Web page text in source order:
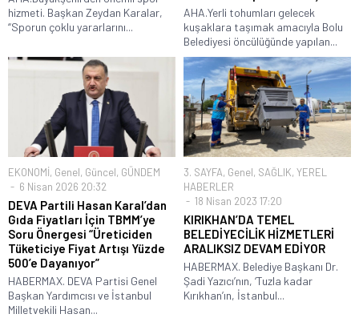
hizmeti. Başkan Zeydan Karalar,
“Sporun çoklu yararlarını...
AHA.Yerli tohumları gelecek
kuşaklara taşımak amacıyla Bolu
Belediyesi öncülüğünde yapılan...
EKONOMİ, Genel, Güncel, GÜNDEM
6 Nisan 2026 20:32
DEVA Partili Hasan Karal’dan
Gıda Fiyatları İçin TBMM’ye
Soru Önergesi “Üreticiden
Tüketiciye Fiyat Artışı Yüzde
500’e Dayanıyor”
HABERMAX. DEVA Partisi Genel
Başkan Yardımcısı ve İstanbul
Milletvekili Hasan...
3. SAYFA, Genel, SAĞLIK, YEREL
HABERLER
18 Nisan 2023 17:20
KIRIKHAN’DA TEMEL
BELEDİYECİLİK HİZMETLERİ
ARALIKSIZ DEVAM EDİYOR
HABERMAX. Belediye Başkanı Dr.
Şadi Yazıcı’nın, ‘Tuzla kadar
Kırıkhan’ın, İstanbul...